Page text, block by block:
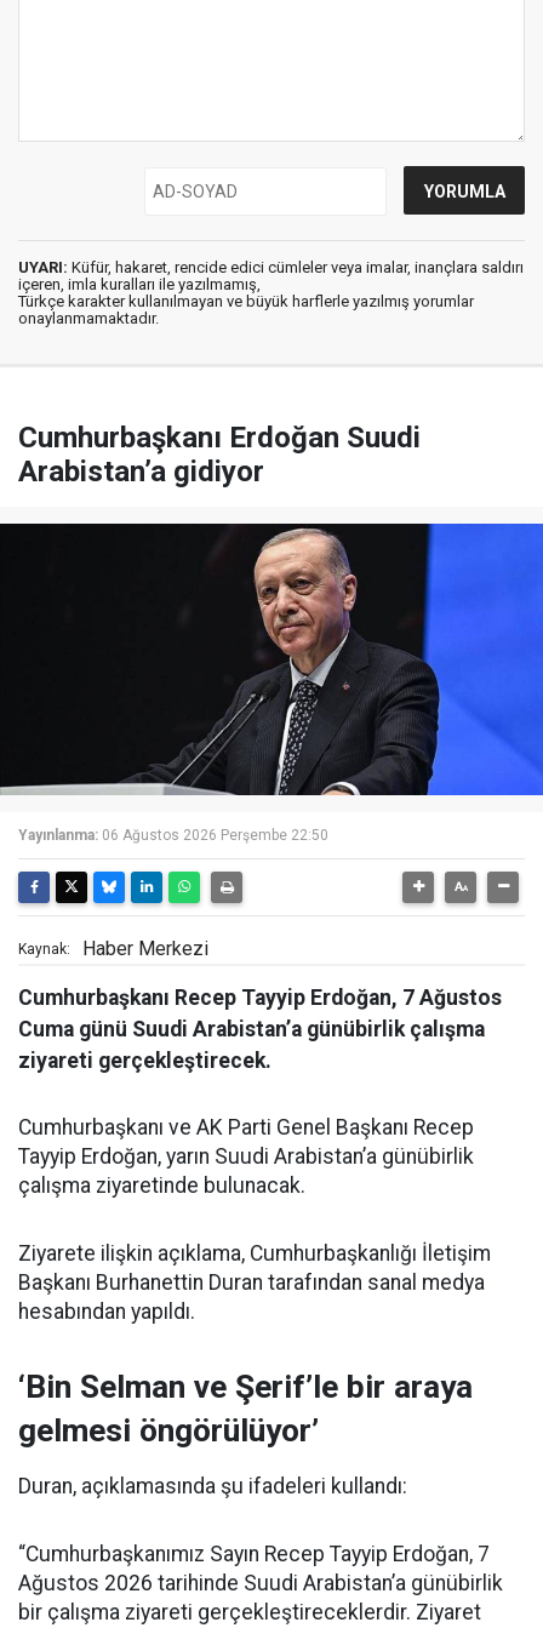
UYARI: Küfür, hakaret, rencide edici cümleler veya imalar, inançlara saldırı
içeren, imla kuralları ile yazılmamış,
Türkçe karakter kullanılmayan ve büyük harflerle yazılmış yorumlar
onaylanmamaktadır.
Cumhurbaşkanı Erdoğan Suudi
Arabistan’a gidiyor
Yayınlanma: 06 Ağustos 2026 Perşembe 22:50
Kaynak: Haber Merkezi
Cumhurbaşkanı Recep Tayyip Erdoğan, 7 Ağustos
Cuma günü Suudi Arabistan’a günübirlik çalışma
ziyareti gerçekleştirecek.
Cumhurbaşkanı ve AK Parti Genel Başkanı Recep
Tayyip Erdoğan, yarın Suudi Arabistan’a günübirlik
çalışma ziyaretinde bulunacak.
Ziyarete ilişkin açıklama, Cumhurbaşkanlığı İletişim
Başkanı Burhanettin Duran tarafından sanal medya
hesabından yapıldı.
‘Bin Selman ve Şerif’le bir araya
gelmesi öngörülüyor’
Duran, açıklamasında şu ifadeleri kullandı:
“Cumhurbaşkanımız Sayın Recep Tayyip Erdoğan, 7
Ağustos 2026 tarihinde Suudi Arabistan’a günübirlik
bir çalışma ziyareti gerçekleştireceklerdir. Ziyaret